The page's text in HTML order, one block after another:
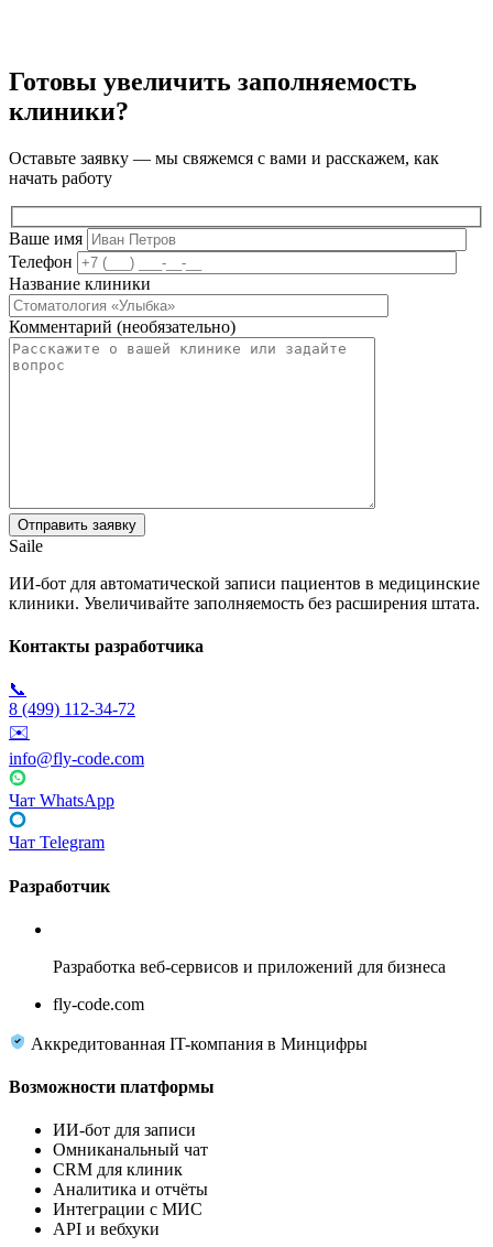
Готовы увеличить заполняемость
клиники?
Оставьте заявку — мы свяжемся с вами и расскажем, как
начать работу
Ваше имя
Телефон
Название клиники
Комментарий (необязательно)
Saile
ИИ-бот для автоматической записи пациентов в медицинские
клиники. Увеличивайте заполняемость без расширения штата.
Контакты разработчика
📞
8 (499) 112-34-72
✉️
info@fly-code.com
Чат WhatsApp
Чат Telegram
Разработчик
Разработка веб-сервисов и приложений для бизнеса
fly-code.com
Аккредитованная IT-компания в Минцифры
Возможности платформы
ИИ-бот для записи
Омниканальный чат
CRM для клиник
Аналитика и отчёты
Интеграции с МИС
API и вебхуки